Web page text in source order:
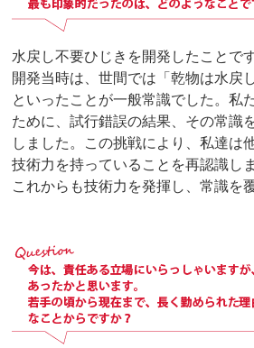
水戻し不要ひじきを開発したことです
開発当時は、世間では「乾物は水戻
といったことが一般常識でした。私
ために、試行錯誤の結果、その常識
しました。この挑戦により、私達は
技術力を持っていることを再認識し
これからも技術力を発揮し、常識を